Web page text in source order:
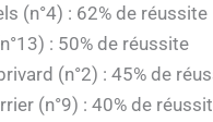
(n°4) : 62% de réussite
: 50% de réussite
(n°2) : 45% de
(n°9) : 40% de